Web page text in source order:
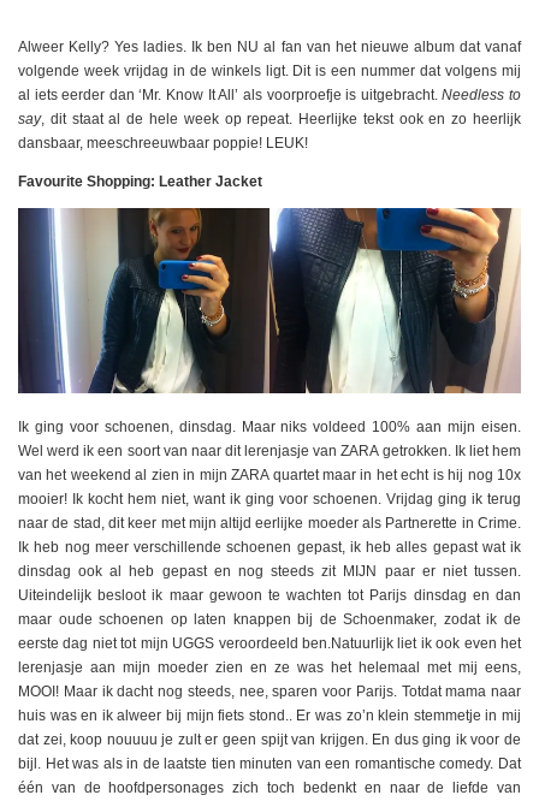
Alweer Kelly? Yes ladies. Ik ben NU al fan van het nieuwe album dat vanaf
volgende week vrijdag in de winkels ligt. Dit is een nummer dat volgens mij
al iets eerder dan ‘Mr. Know It All’ als voorproefje is uitgebracht.Needless to
say, dit staat al de hele week op repeat. Heerlijke tekst ook en zo heerlijk
dansbaar, meeschreeuwbaar poppie! LEUK!
Favourite Shopping: Leather Jacket
Ik ging voor schoenen, dinsdag. Maar niks voldeed 100% aan mijn eisen.
Wel werd ik een soort van naar dit lerenjasje van ZARA getrokken. Ik liet hem
van het weekend al zien in mijn ZARA quartet maar in het echt is hij nog 10x
mooier! Ik kocht hem niet, want ik ging voor schoenen. Vrijdag ging ik terug
naar de stad, dit keer met mijn altijd eerlijke moeder als Partnerette in Crime.
Ik heb nog meer verschillende schoenen gepast, ik heb alles gepast wat ik
dinsdag ook al heb gepast en nog steeds zit MIJN paar er niet tussen.
Uiteindelijk besloot ik maar gewoon te wachten tot Parijs dinsdag en dan
maar oude schoenen op laten knappen bij de Schoenmaker, zodat ik de
eerste dag niet tot mijn UGGS veroordeeld ben.Natuurlijk liet ik ook even het
lerenjasje aan mijn moeder zien en ze was het helemaal met mij eens,
MOOI! Maar ik dacht nog steeds, nee, sparen voor Parijs. Totdat mama naar
huis was en ik alweer bij mijn fiets stond.. Er was zo’n klein stemmetje in mij
dat zei, koop nouuuu je zult er geen spijt van krijgen. En dus ging ik voor de
bijl. Het was als in de laatste tien minuten van een romantische comedy. Dat
één van de hoofdpersonages zich toch bedenkt en naar de liefde van